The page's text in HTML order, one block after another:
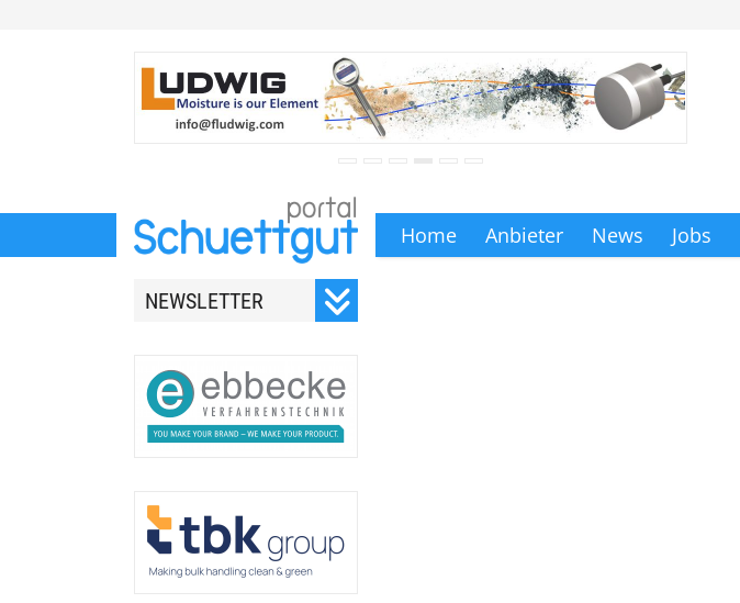
Home Anbieter News Jobs
NEWSLETTER
Newsletter.
Ihre Adresse wird nicht an
Dritte weitergegeben.
Zu unseren Datenschutz-
Bestimmungen.